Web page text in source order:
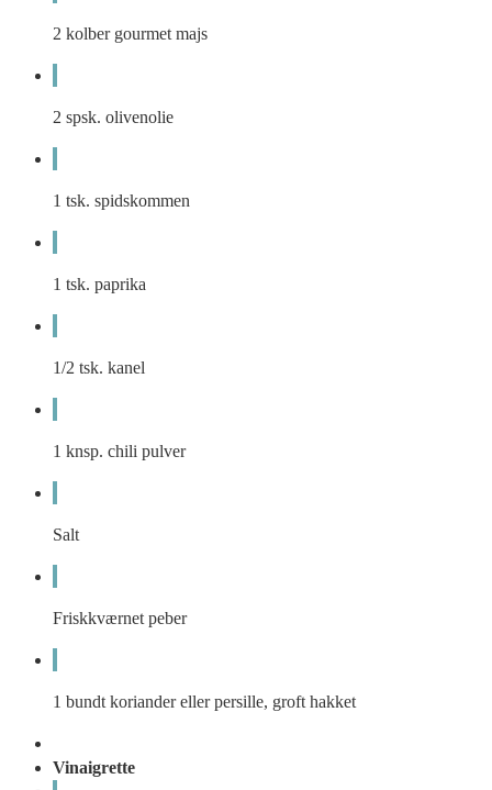
2 kolber gourmet majs
2 spsk. olivenolie
1 tsk. spidskommen
1 tsk. paprika
1/2 tsk. kanel
1 knsp. chili pulver
Salt
Friskkværnet peber
1 bundt koriander eller persille, groft hakket
Vinaigrette